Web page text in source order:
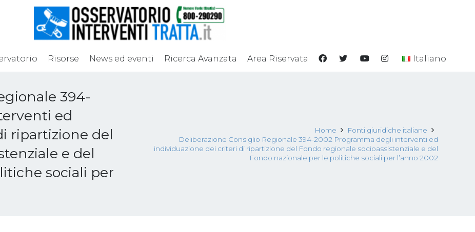
Risorse News ed eventi Ricerca Avanzata Area Riservata Italiano
394-
ed
ripartizione del
e del
sociali per
Home
Fonti giuridiche italiane
Deliberazione Consiglio Regionale 394-2002 Programma degli interventi ed
individuazione dei criteri di ripartizione del Fondo regionale socioassistenziale e del
Fondo nazionale per le politiche sociali per l’anno 2002